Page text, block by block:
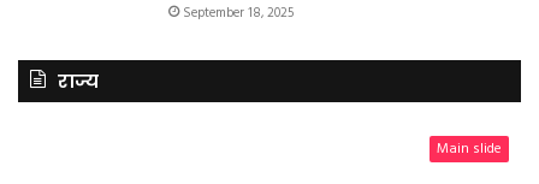
September 18, 2025
राज्य
Main slide